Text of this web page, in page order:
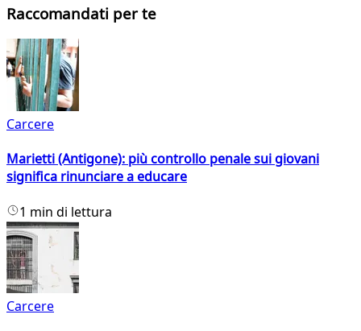
Raccomandati per te
Carcere
Marietti (Antigone): più controllo penale sui giovani
significa rinunciare a educare
1 min di lettura
Carcere